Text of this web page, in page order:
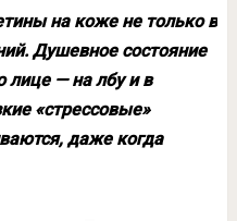
на коже не только в
Душевное состояние
лице — на лбу и в
«стрессовые»
даже когда